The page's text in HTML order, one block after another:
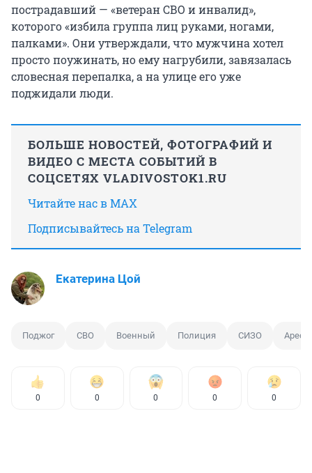
пострадавший — «ветеран СВО и инвалид»,
которого «избила группа лиц руками, ногами,
палками». Они утверждали, что мужчина хотел
просто поужинать, но ему нагрубили, завязалась
словесная перепалка, а на улице его уже
поджидали люди.
БОЛЬШЕ НОВОСТЕЙ, ФОТОГРАФИЙ И
ВИДЕО С МЕСТА СОБЫТИЙ В
СОЦСЕТЯХ VLADIVOSTOK1.RU
Читайте нас в MAX
Подписывайтесь на Telegram
Екатерина Цой
Поджог СВО Военный Полиция СИЗО Арест
0 0 0 0 0